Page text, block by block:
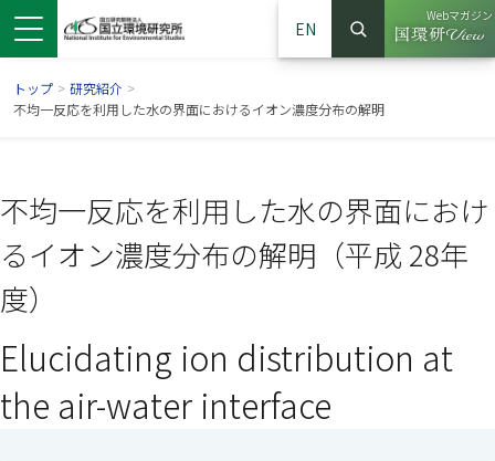
ウで開きます）
ンドウで開きます）
ウインドウで開きます）
EN
サイト内検索
検索
Webマガジン
（別ウイ
トップ > 研究紹介 >
不均一反応を利用した水の界面におけるイオン濃度分布の解明
不均一反応を利用した水の界面におけ
るイオン濃度分布の解明（平成 28年
度）
Elucidating ion distribution at
the air-water interface